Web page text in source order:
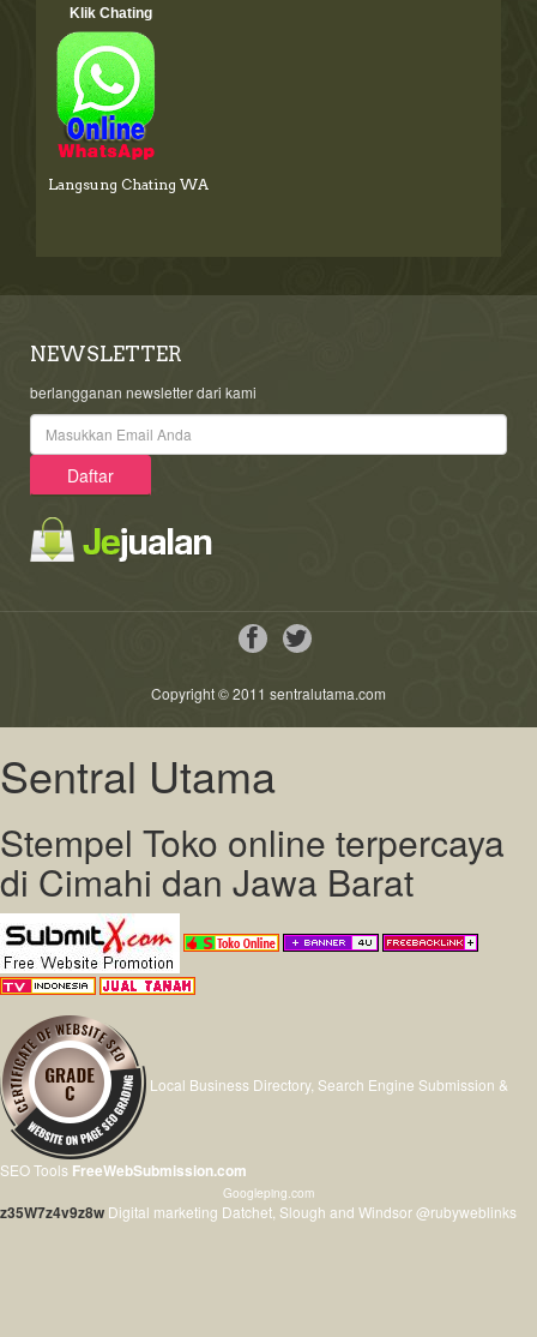
Klik Chating
Langsung Chating WA
NEWSLETTER
berlangganan newsletter dari kami
Copyright © 2011 sentralutama.com
Sentral Utama
Stempel Toko online terpercaya
di Cimahi dan Jawa Barat
Local Business Directory, Search Engine Submission &
SEO Tools FreeWebSubmission.com
Googleping.com
z35W7z4v9z8w Digital marketing Datchet, Slough and Windsor @rubyweblinks